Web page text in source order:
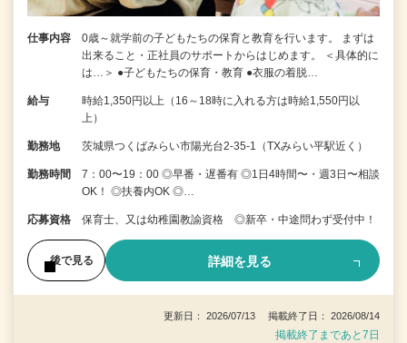
仕事内容
0歳～就学前の子どもたちの保育と教育を行います。 まずは
出来ること・正社員のサポートからはじめます。 ＜具体的に
は…＞ ●子どもたちの保育・教育 ●衣服の着脱…
給与
時給1,350円以上（16～18時に入れる方は時給1,550円以
上）
勤務地 茨城県つくばみらい市陽光台2-35-1（TXみらい平駅近く）
勤務時間
7：00〜19：00 ◎早番・遅番有 ◎1日4時間〜・週3日〜相談
OK！ ◎扶養内OK ◎…
応募資格 保育士、又は幼稚園教諭資格 ◎新卒・中途問わず受付中！
後で見る 詳細を見る
更新日： 2026/07/13 掲載終了日： 2026/08/14
掲載終了まであと7日